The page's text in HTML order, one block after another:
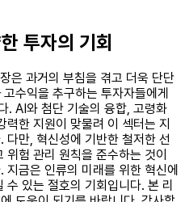
투자의 기회
은 과거의 부침을 겪고 더욱 단단
수익을 추구하는 투자자들에게
. AI와 첨단 기술의 융합, 고령화
력한 지원이 맞물려 이 섹터는 지
다만, 혁신성에 기반한 철저한 선
험 관리 원칙을 준수하는 것이
금은 인류의 미래를 위한 혁신에
있는 절호의 기회입니다. 본 리